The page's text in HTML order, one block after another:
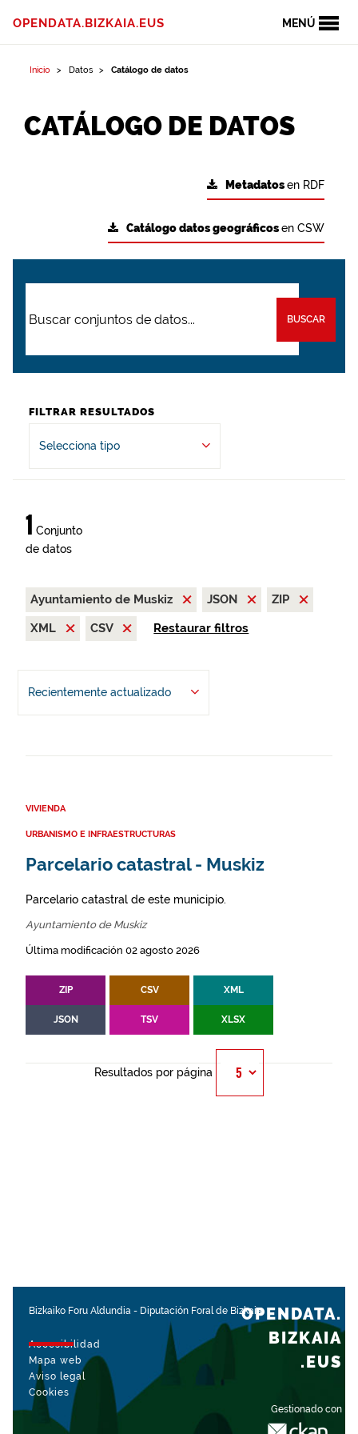
MENÚ
OPENDATA.BIZKAIA.EUS
Inicio Datos Catálogo de datos
CATÁLOGO DE DATOS
Metadatosen RDF
Catálogo datos geográficosen CSW
BUSCAR
FILTRAR RESULTADOS
Selecciona tipo
1 Conjunto
de datos
Ayuntamiento de Muskiz JSON
ZIP
XML
CSV Restaurar filtros
Recientemente actualizado
VIVIENDA
URBANISMO E INFRAESTRUCTURAS
Parcelario catastral - Muskiz
Parcelario catastral de este municipio.
Ayuntamiento de Muskiz
Última modificación 02 agosto 2026
ZIP CSV XML
JSON TSV XLSX
Resultados por página
Bizkaiko Foru Aldundia - Diputación Foral de Bizkaia
Accesibilidad
Mapa web
Aviso legal
Cookies
Gestionado con
OPENDATA.
BIZKAIA
.EUS